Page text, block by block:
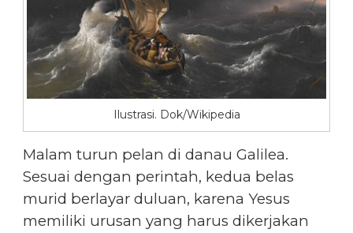
Ilustrasi. Dok/Wikipedia
Malam turun pelan di danau Galilea.
Sesuai dengan perintah, kedua belas
murid berlayar duluan, karena Yesus
memiliki urusan yang harus dikerjakan